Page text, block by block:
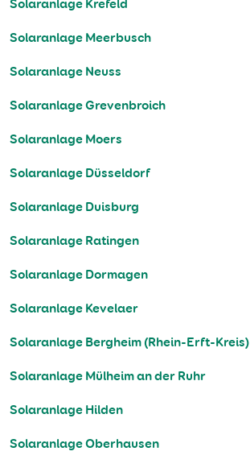
Solaranlage Krefeld
Solaranlage Meerbusch
Solaranlage Neuss
Solaranlage Grevenbroich
Solaranlage Moers
Solaranlage Düsseldorf
Solaranlage Duisburg
Solaranlage Ratingen
Solaranlage Dormagen
Solaranlage Kevelaer
Solaranlage Bergheim (Rhein-Erft-Kreis)
Solaranlage Mülheim an der Ruhr
Solaranlage Hilden
Solaranlage Oberhausen